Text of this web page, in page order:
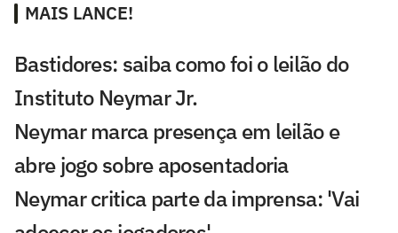
MAIS LANCE!
Bastidores: saiba como foi o leilão do
Instituto Neymar Jr.
Neymar marca presença em leilão e
abre jogo sobre aposentadoria
Neymar critica parte da imprensa: 'Vai